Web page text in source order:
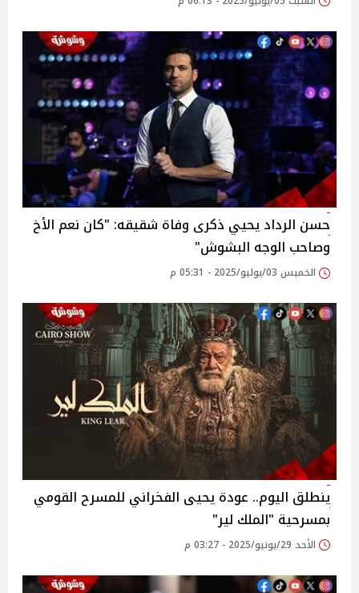
حسن الرداد يحيي ذكرى وفاة شقيقه: "كان نعم الأخ
وصاحب الوجه البشوش"‎
الخميس 03/يوليو/2025 - 05:31 م
ينطلق اليوم.. عودة يحيى الفخراني للمسرح القومي
بمسرحية "الملك لير"
الأحد 29/يونيو/2025 - 03:27 م